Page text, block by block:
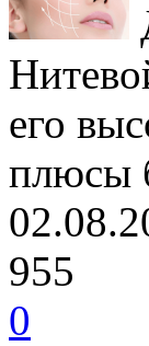
его
плюсы
955
0